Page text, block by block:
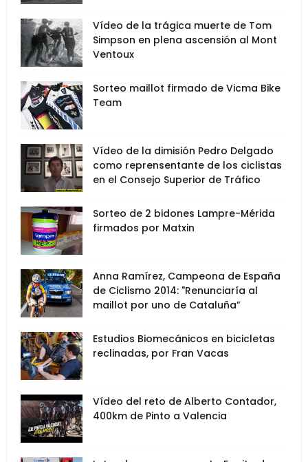
Vídeo de la trágica muerte de Tom
Simpson en plena ascensión al Mont
Ventoux
Sorteo maillot firmado de Vicma Bike
Team
Vídeo de la dimisión Pedro Delgado
como reprensentante de los ciclistas
en el Consejo Superior de Tráfico
Sorteo de 2 bidones Lampre-Mérida
firmados por Matxin
Anna Ramírez, Campeona de España
de Ciclismo 2014: "Renunciaría al
maillot por uno de Cataluña”
Estudios Biomecánicos en bicicletas
reclinadas, por Fran Vacas
Vídeo del reto de Alberto Contador,
400km de Pinto a Valencia